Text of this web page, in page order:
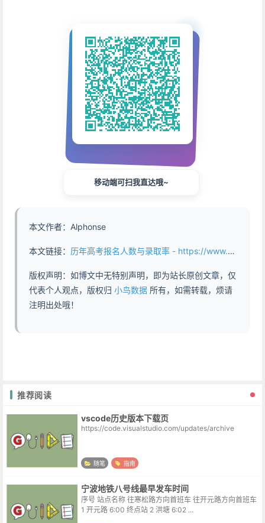
移动端可扫我直达哦~
本文作者：Alphonse
本文链接： 历年高考报名人数与录取率 - https://www.abddb.com/The_number_of_applicants_and_admission_rate_for_the_college_entrance_examination_over_the_years.html
版权声明：如博文中无特别声明，即为站长原创文章，仅
代表个人观点，版权归 小鸟数据 所有，如需转载，烦请
注明出处哦！
推荐阅读
vscode历史版本下载页
https://code.visualstudio.com/updates/archive
随笔 指南
宁波地铁八号线最早发车时间
序号 站点名称 往寒松路方向首班车 往开元路方向首班车
1 开元路 6:00 终点站 2 洪塘 6:02 ...